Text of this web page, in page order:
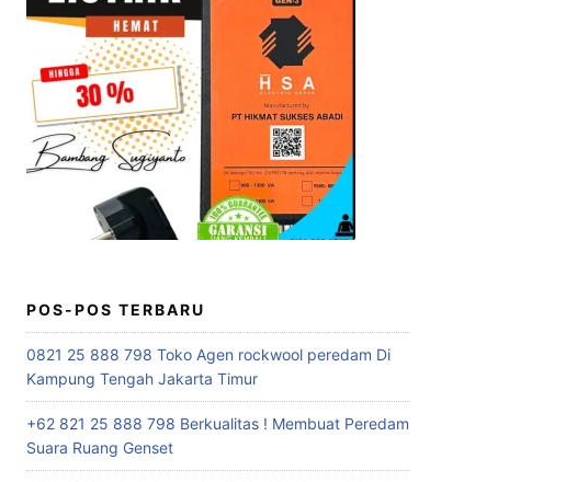
POS-POS TERBARU
0821 25 888 798 Toko Agen rockwool peredam Di
Kampung Tengah Jakarta Timur
+62 821 25 888 798 Berkualitas ! Membuat Peredam
Suara Ruang Genset